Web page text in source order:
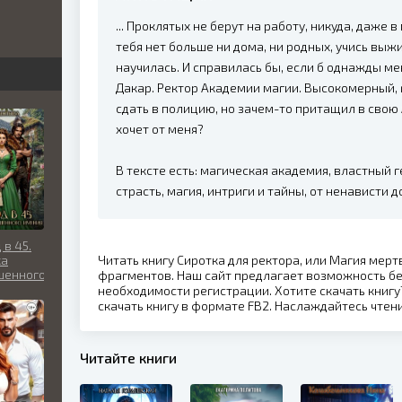
... Проклятых не берут на работу, никуда, даже
тебя нет больше ни дома, ни родных, учись
научилась. И справилась бы, если б однажды
Дакар. Ректор Академии магии. Высокомерный,
сдать в полицию, но зачем-то притащил в свою
хочет от меня?
В тексте есть: магическая академия, властный
страсть, магия, интриги и тайны, от ненависти
Читать книгу Сиротка для ректора, или Магия
фрагментов. Наш сайт предлагает возможность
необходимости регистрации. Хотите скачать
скачать книгу в формате FB2. Наслаждайтесь
Читайте книги
в 45.